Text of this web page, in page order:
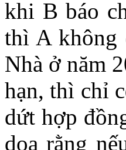
khi B báo
thì A không
Nhà ở năm
hạn, thì chỉ
dứt hợp
dọa rằng